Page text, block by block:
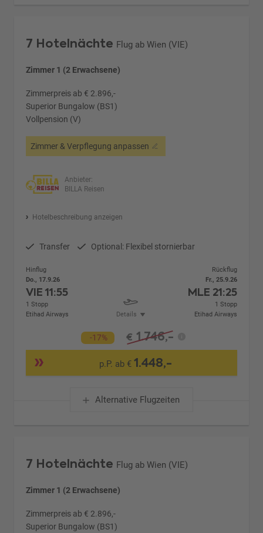
7 Hotelnächte Flug ab Wien (VIE)
Zimmer 1 (2 Erwachsene)
Zimmerpreis ab € 2.896,-
Superior Bungalow (BS1)
Vollpension (V)
Zimmer & Verpflegung anpassen
Anbieter:
BILLA Reisen
Hotelbeschreibung anzeigen
Transfer Optional: Flexibel stornierbar
Hinflug
Do., 17.9.26
VIE11:55
1 Stopp
Etihad Airways
Details
Rückflug
Fr., 25.9.26
MLE 21:25
1 Stopp
Etihad Airways
-17% € 1.746,-
p.P. ab €1.448,-
Alternative Flugzeiten
7 Hotelnächte Flug ab Wien (VIE)
Zimmer 1 (2 Erwachsene)
Zimmerpreis ab € 2.896,-
Superior Bungalow (BS1)